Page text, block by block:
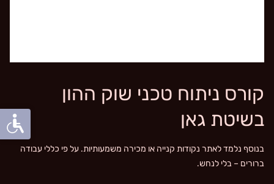
קורס ניתוח טכני שוק ההון
בשיטת גאן
בנוסף נלמד לאתר נקודות קנייה או מכירה משמעותיות. על פי כללי עבודה
ברורים – בלי לנחש.